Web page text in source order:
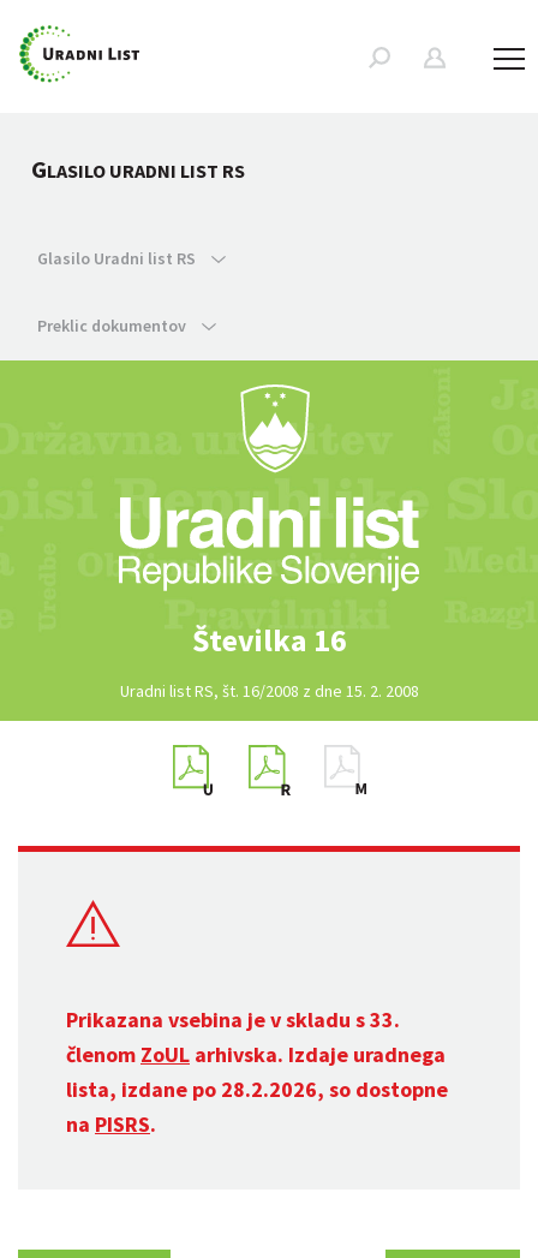
GLASILO URADNI LIST RS
Glasilo Uradni list RS
Preklic dokumentov
Številka 16
Uradni list RS, št. 16/2008 z dne 15. 2. 2008
Prikazana vsebina je v skladu s 33.
členom ZoUL arhivska. Izdaje uradnega
lista, izdane po 28.2.2026, so dostopne
na PISRS.